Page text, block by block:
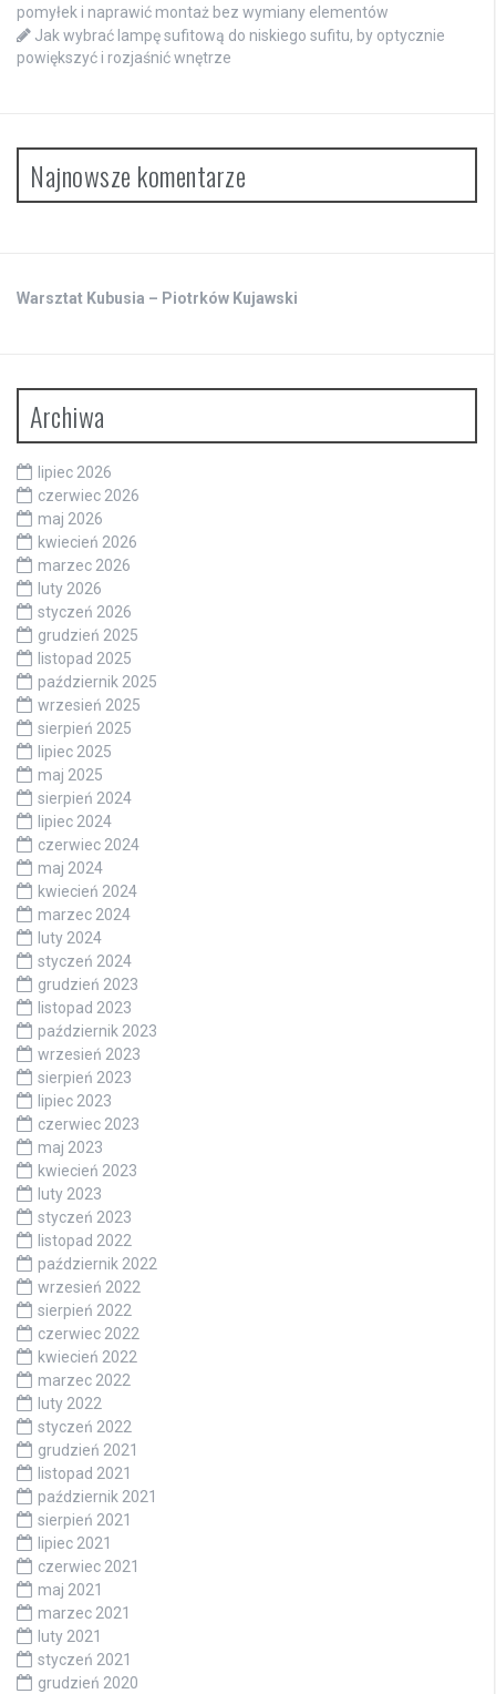
pomyłek i naprawić montaż bez wymiany elementów
Jak wybrać lampę sufitową do niskiego sufitu, by optycznie
powiększyć i rozjaśnić wnętrze
Najnowsze komentarze
Warsztat Kubusia – Piotrków Kujawski
Archiwa
lipiec 2026
czerwiec 2026
maj 2026
kwiecień 2026
marzec 2026
luty 2026
styczeń 2026
grudzień 2025
listopad 2025
październik 2025
wrzesień 2025
sierpień 2025
lipiec 2025
maj 2025
sierpień 2024
lipiec 2024
czerwiec 2024
maj 2024
kwiecień 2024
marzec 2024
luty 2024
styczeń 2024
grudzień 2023
listopad 2023
październik 2023
wrzesień 2023
sierpień 2023
lipiec 2023
czerwiec 2023
maj 2023
kwiecień 2023
luty 2023
styczeń 2023
listopad 2022
październik 2022
wrzesień 2022
sierpień 2022
czerwiec 2022
kwiecień 2022
marzec 2022
luty 2022
styczeń 2022
grudzień 2021
listopad 2021
październik 2021
sierpień 2021
lipiec 2021
czerwiec 2021
maj 2021
marzec 2021
luty 2021
styczeń 2021
grudzień 2020